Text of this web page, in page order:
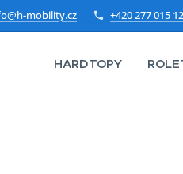
mobility.cz +420 277 015
HARDTOPY